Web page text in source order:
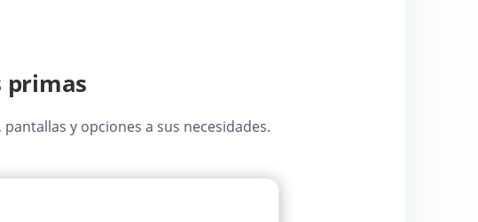
primas
y opciones a sus necesidades.